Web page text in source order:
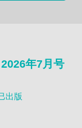
年7月号
出版